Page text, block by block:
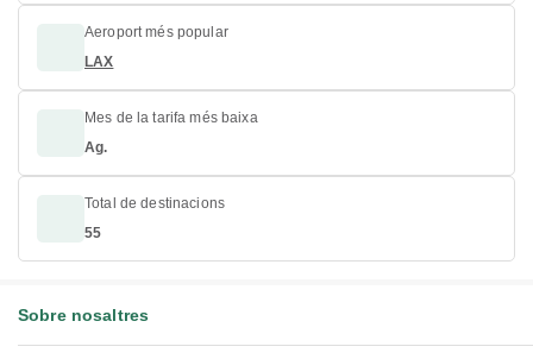
Aeroport més popular
LAX
Mes de la tarifa més baixa
Ag.
Total de destinacions
55
Sobre nosaltres